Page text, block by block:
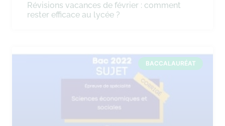
Révisions vacances de février : comment
rester efficace au lycée ?
BACCALAURÉAT